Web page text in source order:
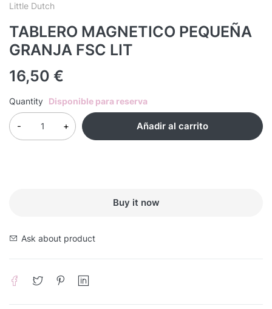
Little Dutch
TABLERO MAGNETICO PEQUEÑA
GRANJA FSC LIT
16,50 €
Quantity Disponible para reserva
Añadir al carrito
Buy it now
Ask about product